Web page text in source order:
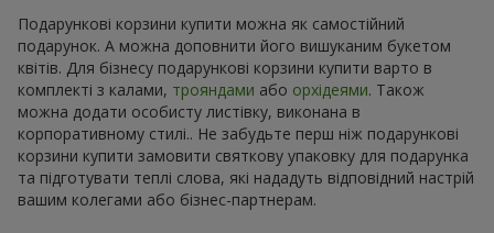
Подарункові корзини купити можна як самостійний
подарунок. А можна доповнити його вишуканим букетом
квітів. Для бізнесу подарункові корзини купити варто в
комплекті з калами, трояндами або орхідеями. Також
можна додати особисту листівку, виконана в
корпоративному стилі.. Не забудьте перш ніж подарункові
корзини купити замовити святкову упаковку для подарунка
та підготувати теплі слова, які нададуть відповідний настрій
вашим колегами або бізнес-партнерам.